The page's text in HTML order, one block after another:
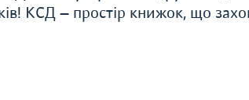
КСД — простір книжок, що